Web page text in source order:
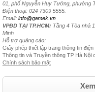
01, phố Nguyễn Huy Tưởng, phường
Điện thoại: 024 7309 5555.
Email: info@gamek.vn
VPĐD TẠI TP.HCM: Tầng 4 Tòa nhà
Minh
Hỗ trợ quảng cáo:
Giấy phép thiết lập trang thông tin
Thông tin và Truyền thông TP Hà Nội
Chính sách bảo mật